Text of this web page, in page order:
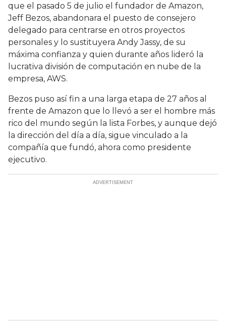
que el pasado 5 de julio el fundador de Amazon,
Jeff Bezos, abandonara el puesto de consejero
delegado para centrarse en otros proyectos
personales y lo sustituyera Andy Jassy, de su
máxima confianza y quien durante años lideró la
lucrativa división de computación en nube de la
empresa, AWS.
Bezos puso así fin a una larga etapa de 27 años al
frente de Amazon que lo llevó a ser el hombre más
rico del mundo según la lista Forbes, y aunque dejó
la dirección del día a día, sigue vinculado a la
compañía que fundó, ahora como presidente
ejecutivo.